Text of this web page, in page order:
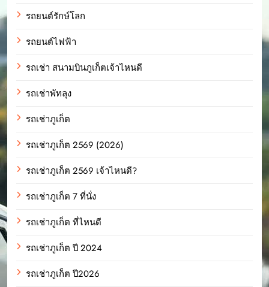
รถยนต์รักษ์โลก
รถยนต์ไฟฟ้า
รถเช่า สนามบินภูเก็ตเจ้าไหนดี
รถเช่าพัทลุง
รถเช่าภูเก็ต
รถเช่าภูเก็ต 2569 (2026)
รถเช่าภูเก็ต 2569 เจ้าไหนดี?
รถเช่าภูเก็ต 7 ที่นั่ง
รถเช่าภูเก็ต ที่ไหนดี
รถเช่าภูเก็ต ปี 2024
รถเช่าภูเก็ต ปี2026